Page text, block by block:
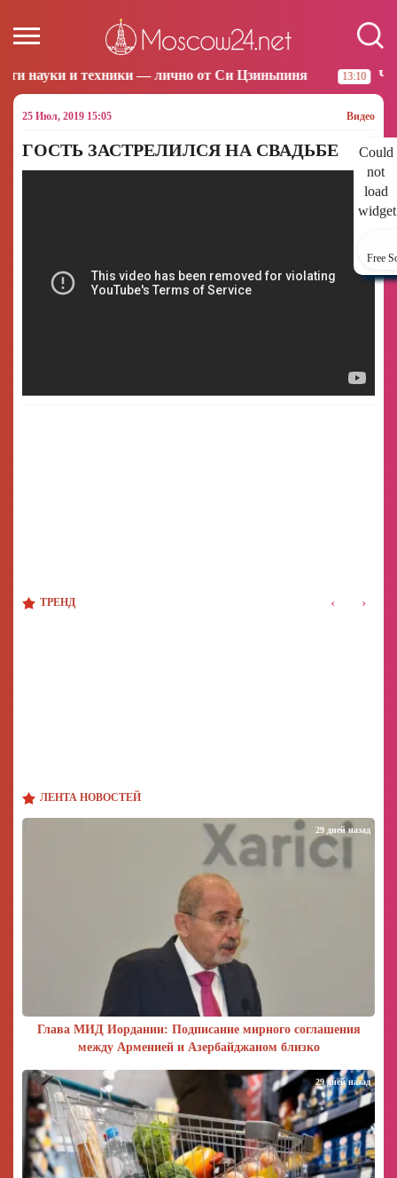
— лично от Си Цзиньпиня 13:10 Что произошло за
ЛЕНТА НОВОСТЕЙ
Глава МИД Иордании: Подписание мирного соглашения
между Арменией и Азербайджаном близко
29 дней назад
29 дней назад
25 Июл, 2019 15:05 Видео
Could
not
load
Free
ГОСТЬ ЗАСТРЕЛИЛСЯ НА СВАДЬБЕ
ТРЕНД ‹ ›